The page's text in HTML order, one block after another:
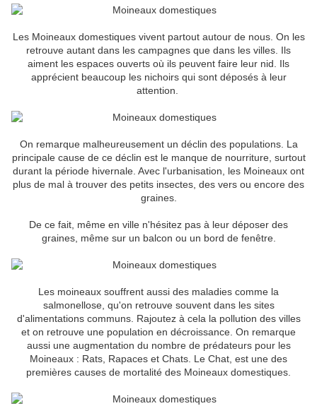
Les Moineaux domestiques vivent partout autour de nous. On les
retrouve autant dans les campagnes que dans les villes. Ils
aiment les espaces ouverts où ils peuvent faire leur nid. Ils
apprécient beaucoup les nichoirs qui sont déposés à leur
attention.
On remarque malheureusement un déclin des populations. La
principale cause de ce déclin est le manque de nourriture, surtout
durant la période hivernale. Avec l'urbanisation, les Moineaux ont
plus de mal à trouver des petits insectes, des vers ou encore des
graines.
De ce fait, même en ville n'hésitez pas à leur déposer des
graines, même sur un balcon ou un bord de fenêtre.
Les moineaux souffrent aussi des maladies comme la
salmonellose, qu'on retrouve souvent dans les sites
d'alimentations communs. Rajoutez à cela la pollution des villes
et on retrouve une population en décroissance. On remarque
aussi une augmentation du nombre de prédateurs pour les
Moineaux : Rats, Rapaces et Chats. Le Chat, est une des
premières causes de mortalité des Moineaux domestiques.